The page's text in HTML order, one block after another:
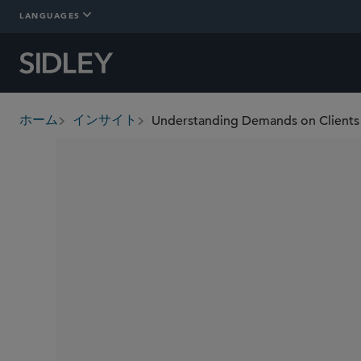
LANGUAGES
breadcrumbs
ホーム インサイト Understanding Demands on